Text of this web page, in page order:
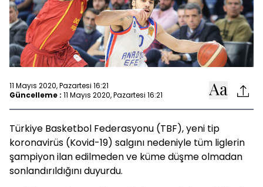
11 Mayıs 2020, Pazartesi 16:21
Güncelleme : 11 Mayıs 2020, Pazartesi 16:21
Türkiye Basketbol Federasyonu (TBF), yeni tip
koronavirüs (Kovid-19) salgını nedeniyle tüm liglerin
şampiyon ilan edilmeden ve küme düşme olmadan
sonlandırıldığını duyurdu.